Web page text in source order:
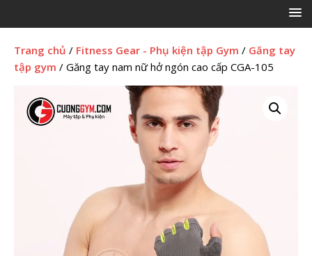
Trang chủ / Fitness Gear - Phụ kiện tập Gym / Găng tay
tập gym / Găng tay nam nữ hở ngón cao cấp CGA-105